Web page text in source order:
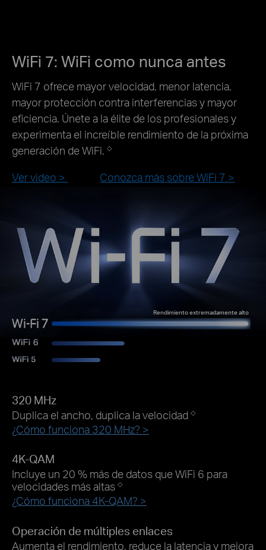
WiFi 7: WiFi como nunca antes
WiFi 7 ofrece mayor velocidad, menor latencia,
mayor protección contra interferencias y mayor
eficiencia. Únete a la élite de los profesionales y
experimenta el increíble rendimiento de la próxima
generación de WiFi. ◇
Ver video > Conozca más sobre WiFi 7 >
Rendimiento extremadamente alto
320 MHz
Duplica el ancho, duplica la velocidad ◇
¿Cómo funciona 320 MHz? >
4K-QAM
Incluye un 20 % más de datos que WiFi 6 para
velocidades más altas ◇
¿Cómo funciona 4K-QAM? >
Operación de múltiples enlaces
Aumenta el rendimiento, reduce la latencia y mejora